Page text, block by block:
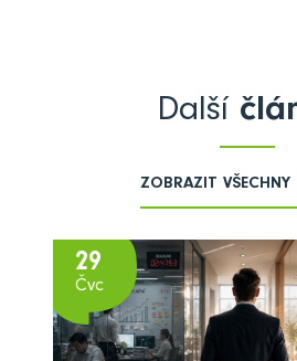
Další
ZOBRAZIT VŠECHNY
29
Čvc